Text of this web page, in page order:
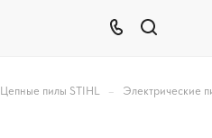
Цепные пилы STIHL – Электрические